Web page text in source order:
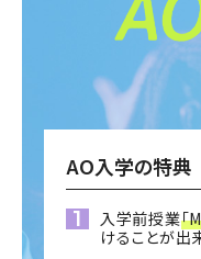
AO入学の特典
入学前授業「
けることが出